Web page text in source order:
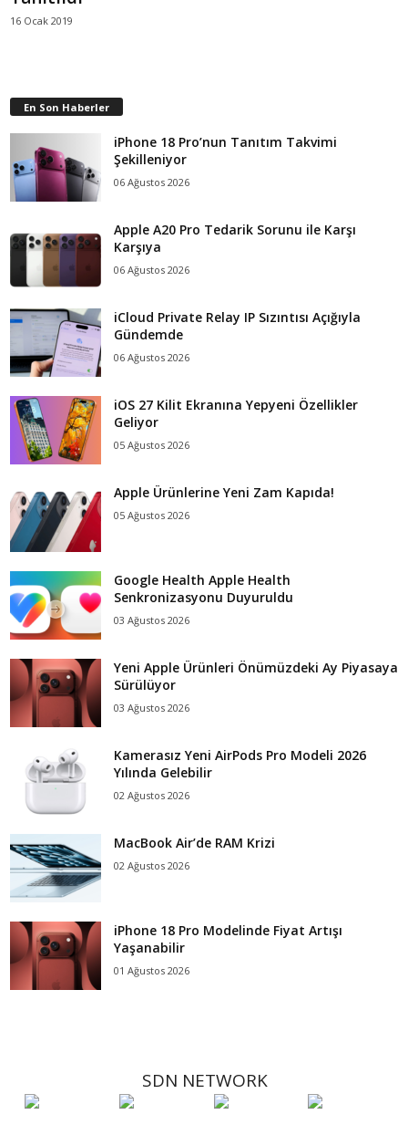
16 Ocak 2019
En Son Haberler
iPhone 18 Pro’nun Tanıtım Takvimi
Şekilleniyor
06 Ağustos 2026
Apple A20 Pro Tedarik Sorunu ile Karşı
Karşıya
06 Ağustos 2026
iCloud Private Relay IP Sızıntısı Açığıyla
Gündemde
06 Ağustos 2026
iOS 27 Kilit Ekranına Yepyeni Özellikler
Geliyor
05 Ağustos 2026
Apple Ürünlerine Yeni Zam Kapıda!
05 Ağustos 2026
Google Health Apple Health
Senkronizasyonu Duyuruldu
03 Ağustos 2026
Yeni Apple Ürünleri Önümüzdeki Ay Piyasaya
Sürülüyor
03 Ağustos 2026
Kamerasız Yeni AirPods Pro Modeli 2026
Yılında Gelebilir
02 Ağustos 2026
MacBook Air’de RAM Krizi
02 Ağustos 2026
iPhone 18 Pro Modelinde Fiyat Artışı
Yaşanabilir
01 Ağustos 2026
SDN NETWORK